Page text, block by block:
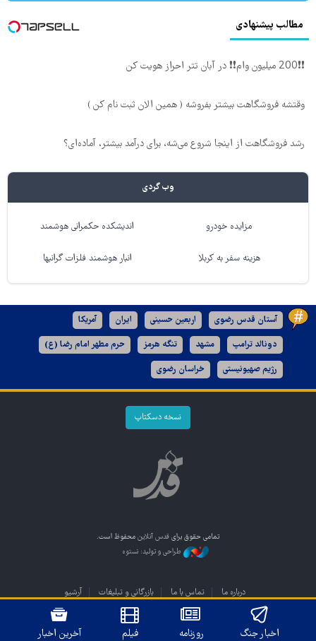
مطالب پیشنهادی
❗❗200 میلیون وام❗❗ در آبان تتر احراز هویت کن
وقتشه فروشگاهت بیشتر بفروشه ( همین الان ثبت نام کن )
رشد فروشگاهت از اینجا شروع می‌شه، برای درآمد بیشتر، آماده‌ای؟
وب گردی
مزایده خودرو اندیشکده حکمرانی هوشمند
هزینه سفر به کربلا انبار هوشمند فلزات گرانبها
آستان قدس رضوی اربعین حسینی ایران آمریکا
دونالد ترامپ مشهد تنگه هرمز حرم مطهر امام رضا (ع)
رژیم صهیونیستی خراسان رضوی
نسخه دسکتاپ
تمامی حقوق برای قدس آنلاین محفوظ است.
طراحی و تولید: نستوه
درباره ما تماس با ما بازرگانی و تبلیغات آرشیو
اخبار جنگ روزنامه فیلم آخرین اخبار